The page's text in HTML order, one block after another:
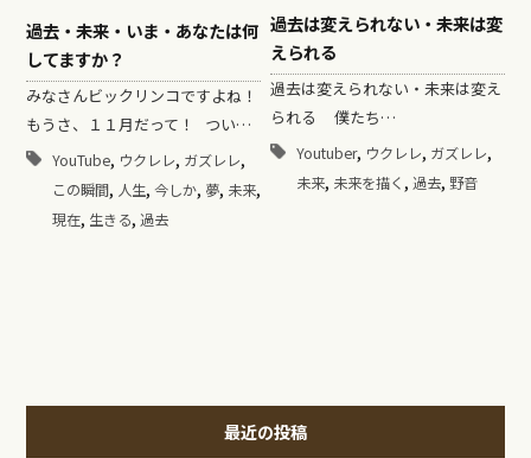
過去・未来・いま・あなたは何
してますか？
みなさんビックリンコですよね！
もうさ、１１月だって！ つい…
YouTube, ウクレレ, ガズレレ,
この瞬間, 人生, 今しか, 夢, 未来,
現在, 生きる, 過去
過去は変えられない・未来は変
えられる
過去は変えられない・未来は変え
られる 僕たち…
Youtuber, ウクレレ, ガズレレ,
未来, 未来を描く , 過去, 野音
最近の投稿